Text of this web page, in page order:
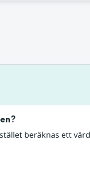
beräknas ett